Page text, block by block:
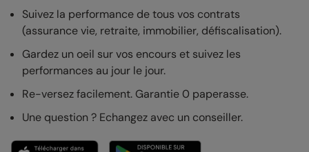
Suivez la performance de tous vos contrats
(assurance vie, retraite, immobilier, défiscalisation).
Gardez un oeil sur vos encours et suivez les
performances au jour le jour.
Re-versez facilement. Garantie 0 paperasse.
Une question ? Echangez avec un conseiller.